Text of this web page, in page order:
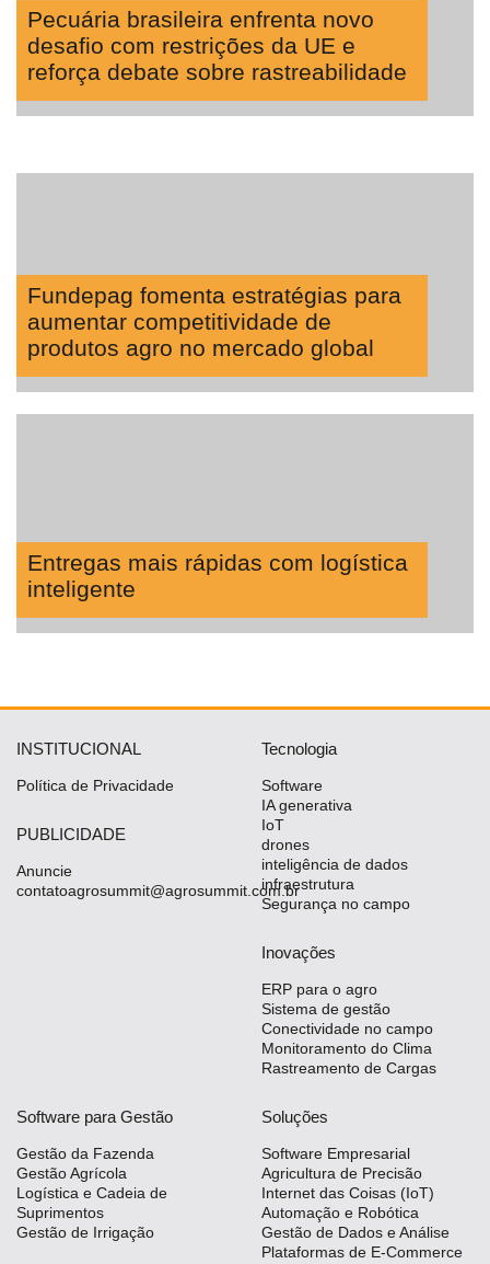
Pecuária brasileira enfrenta novo
desafio com restrições da UE e
reforça debate sobre rastreabilidade
Fundepag fomenta estratégias para
aumentar competitividade de
produtos agro no mercado global
Entregas mais rápidas com logística
inteligente
INSTITUCIONAL
Política de Privacidade
PUBLICIDADE
Anuncie
contatoagrosummit@agrosummit.com.br
Tecnologia
Software
IA generativa
IoT
drones
inteligência de dados
infraestrutura
Segurança no campo
Inovações
ERP para o agro
Sistema de gestão
Conectividade no campo
Monitoramento do Clima
Rastreamento de Cargas
Software para Gestão
Gestão da Fazenda
Gestão Agrícola
Logística e Cadeia de
Suprimentos
Gestão de Irrigação
Soluções
Software Empresarial
Agricultura de Precisão
Internet das Coisas (IoT)
Automação e Robótica
Gestão de Dados e Análise
Plataformas de E-Commerce